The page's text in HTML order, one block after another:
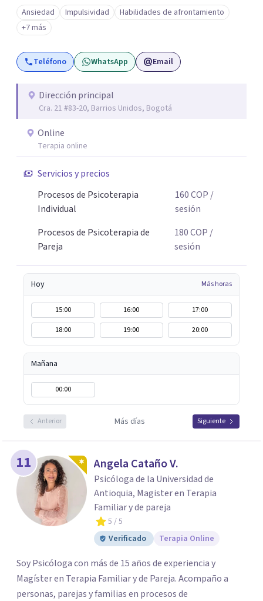
Ansiedad Impulsividad
Habilidades de afrontamiento
+7 más
Teléfono WhatsApp Email
Dirección principal
Cra. 21 #83-20, Barrios Unidos, Bogotá
Online
Terapia online
Servicios y precios
Procesos de Psicoterapia
Individual
160COP /
sesión
Procesos de Psicoterapia de
Pareja
180COP /
sesión
Hoy Más horas
15:00 16:00
17:00
18:00
19:00 20:00
Mañana
00:00
Anterior Más días Siguiente
11 Angela Cataño V.
Psicóloga de la Universidad de
Antioquia, Magister en Terapia
Familiar y de pareja
5 / 5
Verificado
Terapia Online
Soy Psicóloga con más de 15 años de experiencia y
Magíster en Terapia Familiar y de Pareja. Acompaño a
personas, parejas y familias en procesos de